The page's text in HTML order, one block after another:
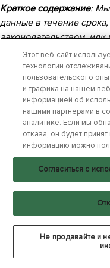
Краткое содержание: Мы
данные в течение
законодательством,
достижения
получены, как указано
конфиденциальности.
Наш срок хранения
нормативными
наших деловых
другой связанной
интересами. Например,
на работу через наш
от нас может
определенного периода
дольше, в зависимости
Когда ваша информация
деловых целей или
Этот веб-сайт
технологии
пользовательского
и трафика на нашем
информацией об
нашими партнерами в
аналитике. Если мы
отказа, он будет
информацию можно
Не продавайте и
Согласиться с